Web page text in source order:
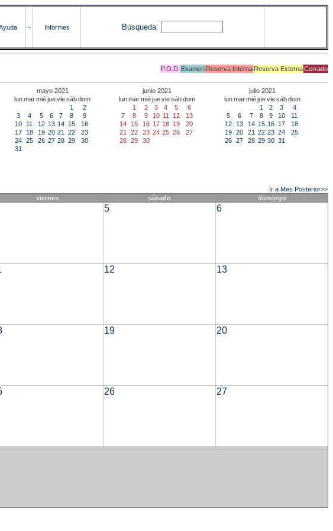
- Informes Búsqueda:
P.O.D. Examen Reserva Interna Reserva ExternaCerrado
mayo 2021
lunmarmiéjueviesábdom
1
2
3
4 5 6 7 8
9
10
11 12 13 14 15
16
17
18 19 20 21 22
23
24 25 26 27 28 29
30
31
junio 2021
lunmarmiéjueviesábdom
1
2 3 4 5
6
7
8 9 10 11 12
13
14
15 16 17 18 19
20
21
22 23 24 25 26
27
28 29 30
julio 2021
lunmarmiéjueviesábdom
1
2 3
4
5
6 7 8 9 10
11
12
13 14 15 16 17
18
19 20 21 22 23 24
25
26 27 28 29 30 31
Ir a Mes Posterior>>
viernes sábado domingo
5 6
12 13
19 20
26 27